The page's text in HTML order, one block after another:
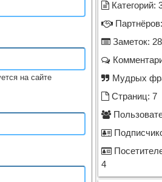
на сайте
Категорий:
Заметок: 28
Мудрых
Страниц: 7
4